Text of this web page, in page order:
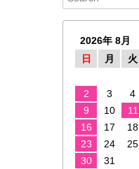
2026年 8月
日
月 火
2
3 4
9
10 11
16
17 18
23
24 25
30
31